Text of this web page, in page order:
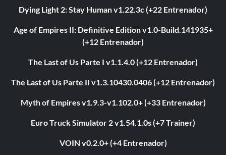
Dying Light 2: Stay Human v1.22.3c (+22 Entrenador)
Age of Empires II: Definitive Edition v1.0-Build.141935+
(+12 Entrenador)
The Last of Us Parte I v1.1.4.0 (+12 Entrenador)
The Last of Us Parte II v1.3.10430.0406 (+12 Entrenador)
Myth of Empires v1.9.3-v1.102.0+ (+33 Entrenador)
Euro Truck Simulator 2 v1.54.1.0s (+7 Trainer)
VOIN v0.2.0+ (+4 Entrenador)